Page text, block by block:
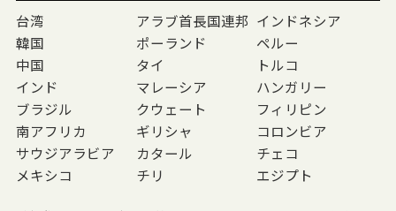
台湾
アラブ首長国連邦 インドネシア
韓国
ポーランド
ペルー
中国
タイ
トルコ
インド
マレーシア
ハンガリー
ブラジル
クウェート
フィリピン
南アフリカ
ギリシャ
コロンビア
サウジアラビア
カタール
チェコ
メキシコ
チリ エジプト